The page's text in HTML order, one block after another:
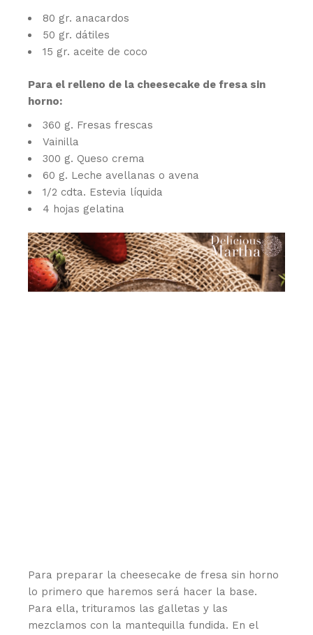
80 gr. anacardos
50 gr. dátiles
15 gr. aceite de coco
Para el relleno de la cheesecake de fresa sin
horno:
360 g. Fresas frescas
Vainilla
300 g. Queso crema
60 g. Leche avellanas o avena
1/2 cdta. Estevia líquida
4 hojas gelatina
Para preparar la cheesecake de fresa sin horno
lo primero que haremos será hacer la base.
Para ella, trituramos las galletas y las
mezclamos con la mantequilla fundida. En el